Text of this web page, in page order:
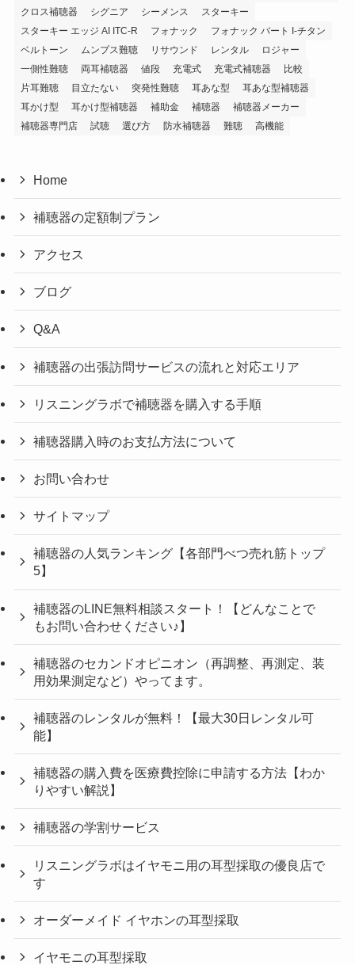
クロス補聴器
シグニア シーメンス
スターキー
スターキー エッジ AI ITC-R
フォナック
フォナック バート I-チタン
ベルトーン
ムンプス難聴 リサウンド レンタル
ロジャー
一側性難聴
両耳補聴器 値段 充電式 充電式補聴器
比較
片耳難聴
目立たない 突発性難聴 耳あな型
耳あな型補聴器
耳かけ型
耳かけ型補聴器 補助金 補聴器
補聴器メーカー
補聴器専門店
試聴 選び方 防水補聴器 難聴 高機能
Home
補聴器の定額制プラン
アクセス
ブログ
Q&A
補聴器の出張訪問サービスの流れと対応エリア
リスニングラボで補聴器を購入する手順
補聴器購入時のお支払方法について
お問い合わせ
サイトマップ
補聴器の人気ランキング【各部門べつ売れ筋トップ
5】
補聴器のLINE無料相談スタート！【どんなことで
もお問い合わせください♪】
補聴器のセカンドオピニオン（再調整、再測定、装
用効果測定など）やってます。
補聴器のレンタルが無料！【最大30日レンタル可
能】
補聴器の購入費を医療費控除に申請する方法【わか
りやすい解説】
補聴器の学割サービス
リスニングラボはイヤモニ用の耳型採取の優良店で
す
オーダーメイド イヤホンの耳型採取
イヤモニの耳型採取